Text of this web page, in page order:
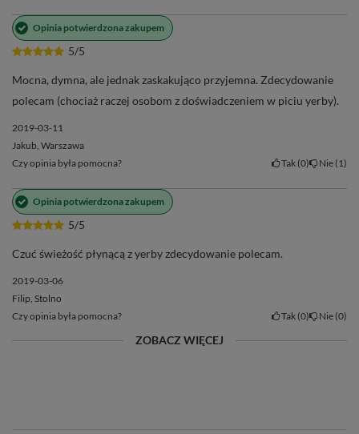
5/5
Opinia potwierdzona zakupem
Mocna, dymna, ale jednak zaskakująco przyjemna. Zdecydowanie
polecam (chociaż raczej osobom z doświadczeniem w piciu yerby).
2019-03-11
Jakub, Warszawa
Czy opinia była pomocna?
Tak 0 Nie 1
5/5
Opinia potwierdzona zakupem
Czuć świeżość płynącą z yerby zdecydowanie polecam.
2019-03-06
Filip, Stolno
Czy opinia była pomocna?
Tak 0 Nie 0
ZOBACZ WIĘCEJ